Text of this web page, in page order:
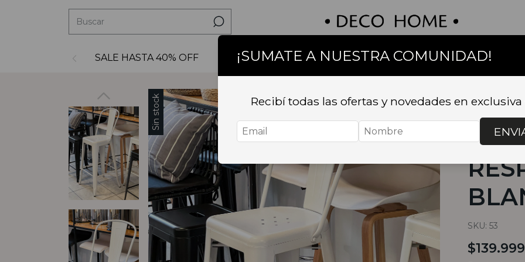
SALE HASTA 40% OFF Decoracion Textil Bazar Baño Muebles Sillas y
Sin stock Inicio .
RESPALDO
SKU: 53
$139.999
¡SUMATE A NUESTRA COMUNIDAD!
Recibí todas las ofertas y novedades en exclusiva